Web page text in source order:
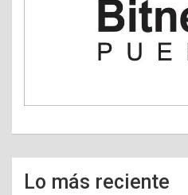
Lo más reciente